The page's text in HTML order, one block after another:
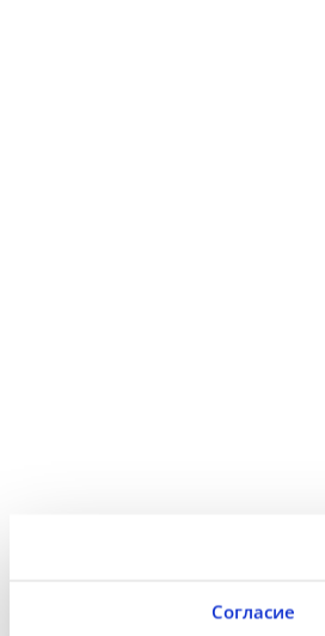
Согласие